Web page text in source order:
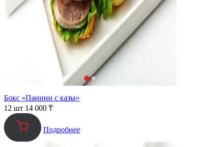
Бокс «Панини с казы»
12 шт 14 000 ₸
Подробнее